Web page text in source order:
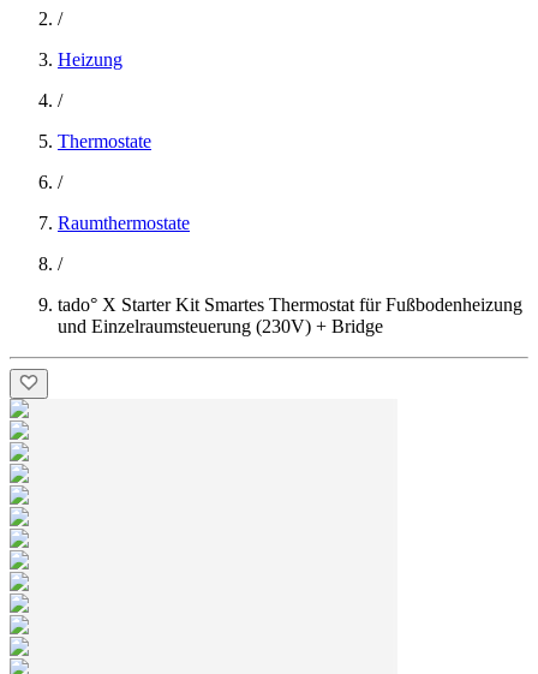
/
Heizung
/
Thermostate
/
Raumthermostate
/
tado° X Starter Kit Smartes Thermostat für Fußbodenheizung
und Einzelraumsteuerung (230V) + Bridge